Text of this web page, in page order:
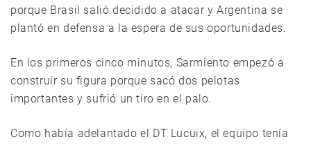
porque Brasil salió decidido a atacar y Argentina se
plantó en defensa a la espera de sus oportunidades.
En los primeros cinco minutos, Sarmiento empezó a
construir su figura porque sacó dos pelotas
importantes y sufrió un tiro en el palo.
Como había adelantado el DT Lucuix, el equipo tenía